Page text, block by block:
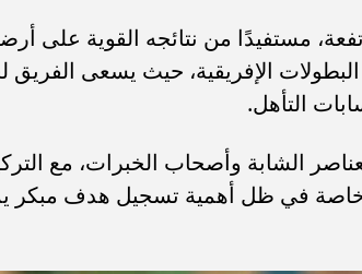
مستفيدًا من نتائجه القوية على
البطولات الإفريقية، حيث يسعى
التأهل.
الشابة وأصحاب الخبرات، مع
خاصة في ظل أهمية تسجيل هدف مبكر